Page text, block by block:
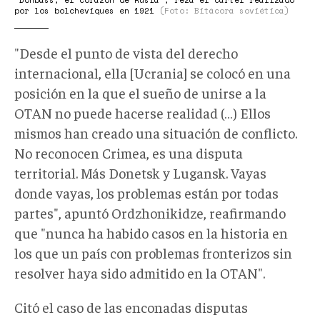
por los bolcheviques en 1921 (Foto: Bitácora soviética)
"Desde el punto de vista del derecho
internacional, ella [Ucrania] se colocó en una
posición en la que el sueño de unirse a la
OTAN no puede hacerse realidad (…) Ellos
mismos han creado una situación de conflicto.
No reconocen Crimea, es una disputa
territorial. Más Donetsk y Lugansk. Vayas
donde vayas, los problemas están por todas
partes", apuntó Ordzhonikidze, reafirmando
que "nunca ha habido casos en la historia en
los que un país con problemas fronterizos sin
resolver haya sido admitido en la OTAN".
Citó el caso de las enconadas disputas